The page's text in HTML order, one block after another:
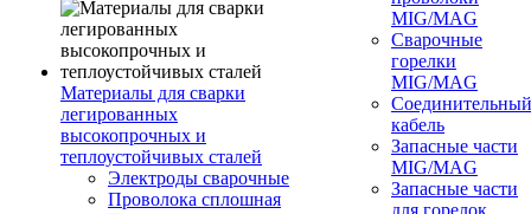
Материалы для сварки
легированных
высокопрочных и
теплоустойчивых сталей
Электроды сварочные
Проволока сплошная
MIG/MAG
Сварочные
горелки
MIG/MAG
Соединительный
кабель
Запасные части
MIG/MAG
Запасные части
для горелок